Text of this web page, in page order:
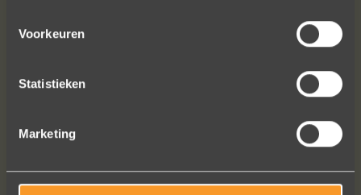
Voorkeuren
Statistieken
Marketing